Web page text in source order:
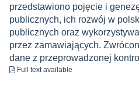
przedstawiono pojęcie i
publicznych, ich rozwój w
publicznych oraz
przez zamawiających.
dane z przeprowadzonej
Full text available